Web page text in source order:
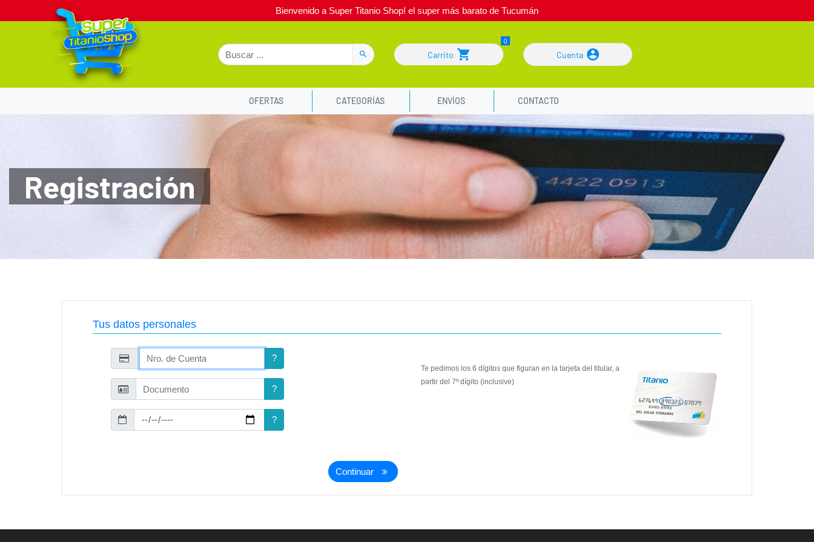
Bienvenido a Super Titanio Shop! el super más barato de Tucumán
Carrito Cuenta
OFERTAS CATEGORÍAS ENVÍOS CONTACTO
Registración
Tus datos personales
?
?
?
Te pedimos los 6 dígitos que figuran en la tarjeta del titular, a
partir del 7º dígito (inclusive)
Continuar